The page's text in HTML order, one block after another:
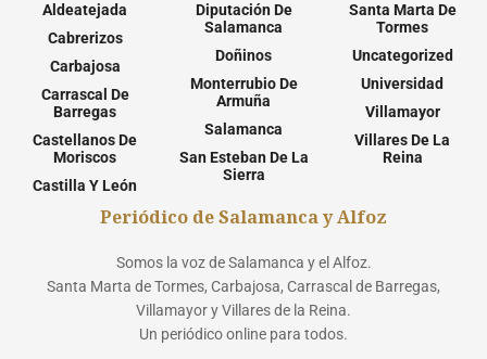
Aldeatejada
Cabrerizos
Carbajosa
Carrascal De
Barregas
Castellanos De
Moriscos
Castilla Y León
Diputación De
Salamanca
Doñinos
Monterrubio De
Armuña
Salamanca
San Esteban De La
Sierra
Santa Marta De
Tormes
Uncategorized
Universidad
Villamayor
Villares De La
Reina
Periódico de Salamanca y Alfoz
Somos la voz de Salamanca y el Alfoz.
Santa Marta de Tormes, Carbajosa, Carrascal de Barregas,
Villamayor y Villares de la Reina.
Un periódico online para todos.